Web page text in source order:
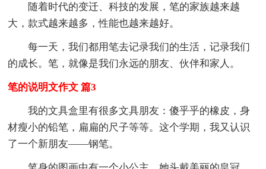
随着时代的变迁、科技的发展，笔的家族越来越
大，款式越来越多，性能也越来越好。
每一天，我们都用笔去记录我们的生活，记录我们
的成长。笔，就像是我们永远的朋友、伙伴和家人。
笔的说明文作文 篇3
我的文具盒里有很多文具朋友：傻乎乎的橡皮，身
材瘦小的铅笔，扁扁的尺子等等。这个学期，我又认识
了一个新朋友——钢笔。